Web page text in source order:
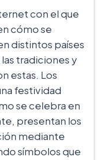
con el que
cómo se
distintos países
tradiciones y
estas. Los
festividad
se celebra en
presentan los
mediante
símbolos que